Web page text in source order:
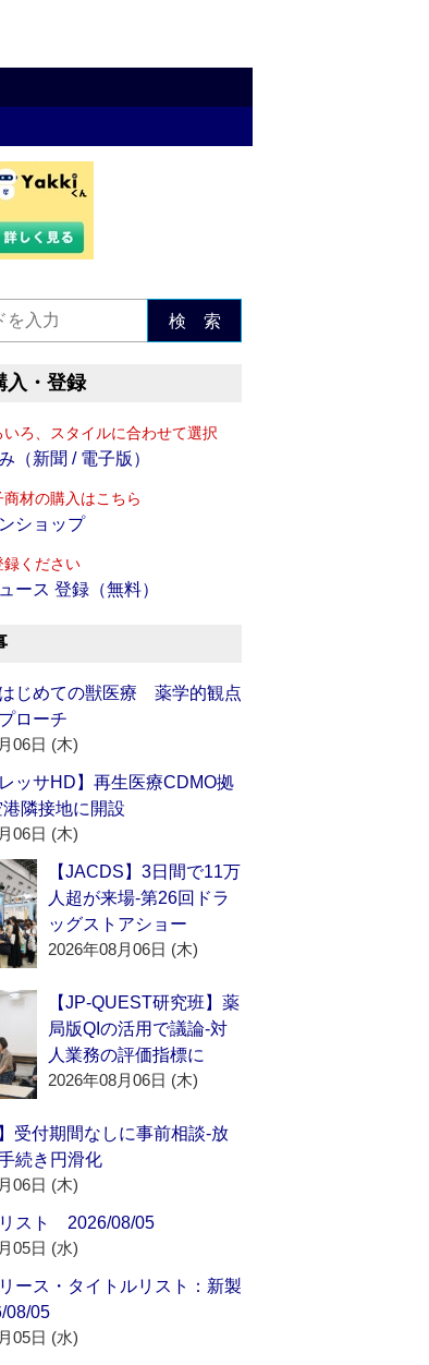
検 索
入・登録
いろ、スタイルに合わせて選択
（新聞 / 電子版）
材の購入はこちら
ショップ
録ください
ース 登録（無料）
はじめての獣医療 薬学的観点
ローチ
06日 (木)
レッサHD】再生医療CDMO拠
港隣接地に開設
06日 (木)
【JACDS】3日間で11万
人超が来場‐第26回ドラ
ッグストアショー
2026年08月06日 (木)
【JP-QUEST研究班】薬
局版QIの活用で議論‐対
人業務の評価指標に
2026年08月06日 (木)
受付期間なしに事前相談‐放
続き円滑化
06日 (木)
スト 2026/08/05
05日 (水)
ース・タイトルリスト：新製
05
05日 (水)